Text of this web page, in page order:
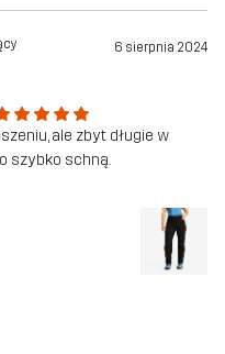
6 sierpnia 2024
ale zbyt długie w
szybko schną.